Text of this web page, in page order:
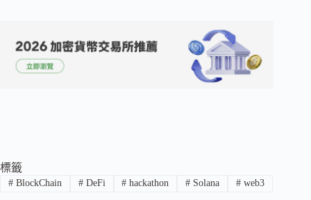
標籤
#BlockChain #DeFi # hackathon # Solana # web3